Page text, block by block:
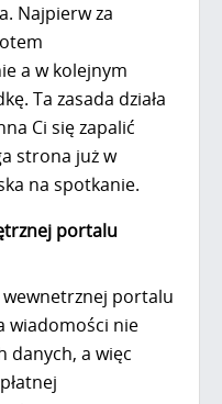
Najpierw za
a w kolejnym
Ta zasada działa
Ci się zapalić
strona już w
na spotkanie.
portalu
portalu
wiadomości nie
danych, a więc